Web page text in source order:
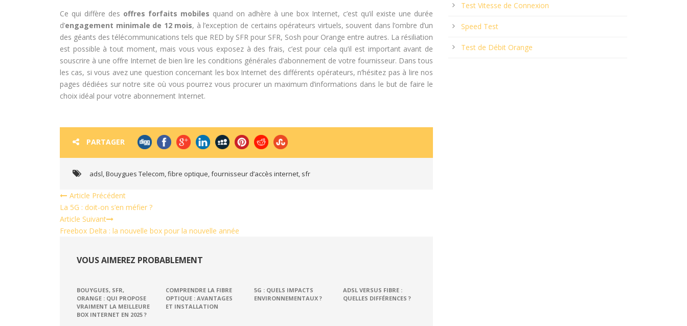
Ce qui diffère des offres forfaits mobiles quand on adhère à une box Internet, c’est qu’il existe une durée
d’engagement minimale de 12 mois, à l’exception de certains opérateurs virtuels, souvent dans l’ombre d’un
des géants des télécommunications tels que RED by SFR pour SFR, Sosh pour Orange entre autres. La résiliation
est possible à tout moment, mais vous vous exposez à des frais, c’est pour cela qu’il est important avant de
souscrire à une offre Internet de bien lire les conditions générales d’abonnement de votre fournisseur. Dans tous
les cas, si vous avez une question concernant les box Internet des différents opérateurs, n’hésitez pas à lire nos
pages dédiées sur notre site où vous pourrez vous procurer un maximum d’informations dans le but de faire le
choix idéal pour votre abonnement Internet.
PARTAGER
adsl,Bouygues Telecom,fibre optique,fournisseur d’accès internet, sfr
Article Précédent
La 5G : doit-on s’en méfier ?
Article Suivant
Freebox Delta : la nouvelle box pour la nouvelle année
VOUS AIMEREZ PROBABLEMENT
BOUYGUES, SFR,
ORANGE : QUI PROPOSE
VRAIMENT LA MEILLEURE
BOX INTERNET EN 2025 ?
COMPRENDRE LA FIBRE
OPTIQUE : AVANTAGES
ET INSTALLATION
5G : QUELS IMPACTS
ENVIRONNEMENTAUX ?
ADSL VERSUS FIBRE :
QUELLES DIFFÉRENCES ?
Test Vitesse de Connexion
Speed Test
Test de Débit Orange